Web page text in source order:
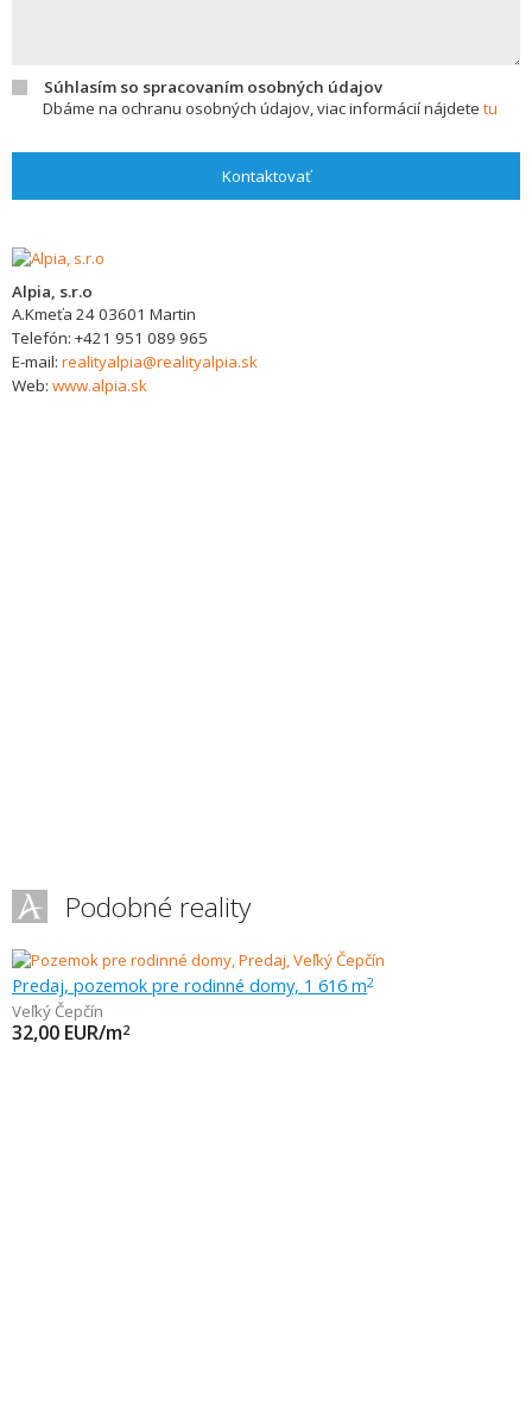
Súhlasím so spracovaním osobných údajov
Dbáme na ochranu osobných údajov, viac informácií nájdete tu
Kontaktovať
Alpia, s.r.o
A.Kmeťa 2403601 Martin
Telefón: +421 951 089 965
E-mail: realityalpia@realityalpia.sk
Web: www.alpia.sk
Podobné reality
Predaj, pozemok pre rodinné domy, 1 616 m2
Veľký Čepčín
32,00 EUR/m2